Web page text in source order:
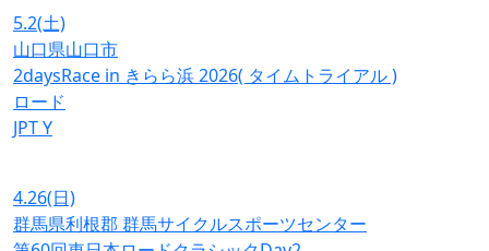
5.2(土)
山口県山口市
2daysRace in きらら浜 2026( タイムトライアル )
ロード
JPTY
4.26(日)
群馬県利根郡 群馬サイクルスポーツセンター